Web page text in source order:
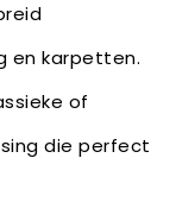
en karpetten.
of
die perfect